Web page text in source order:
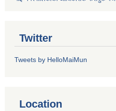
Twitter
Tweets by HelloMaiMun
Location